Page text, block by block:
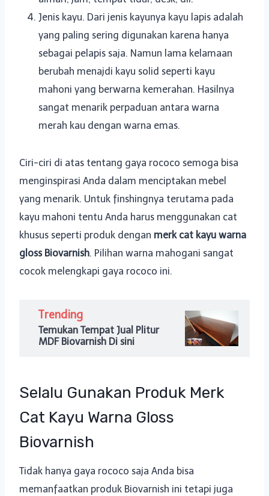
Jenis kayu. Dari jenis kayunya kayu lapis adalah
yang paling sering digunakan karena hanya
sebagai pelapis saja. Namun lama kelamaan
berubah menajdi kayu solid seperti kayu
mahoni yang berwarna kemerahan. Hasilnya
sangat menarik perpaduan antara warna
merah kau dengan warna emas.
Ciri-ciri di atas tentang gaya rococo semoga bisa
menginspirasi Anda dalam menciptakan mebel
yang menarik. Untuk finshingnya terutama pada
kayu mahoni tentu Anda harus menggunakan cat
khusus seperti produk dengan merk cat kayu warna
gloss Biovarnish. Pilihan warna mahogani sangat
cocok melengkapi gaya rococo ini.
Trending
Temukan Tempat Jual Plitur
MDF Biovarnish Di sini
Selalu Gunakan Produk Merk
Cat Kayu Warna Gloss
Biovarnish
Tidak hanya gaya rococo saja Anda bisa
memanfaatkan produk Biovarnish ini tetapi juga